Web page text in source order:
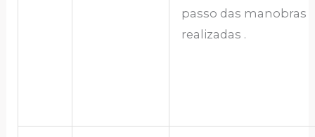
passo das manobras
realizadas .